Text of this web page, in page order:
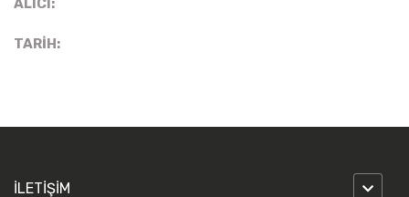
ALICI:
TARİH:
İLETİŞİM